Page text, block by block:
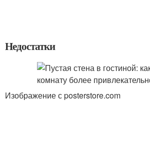
Недостатки
Изображение с posterstore.com